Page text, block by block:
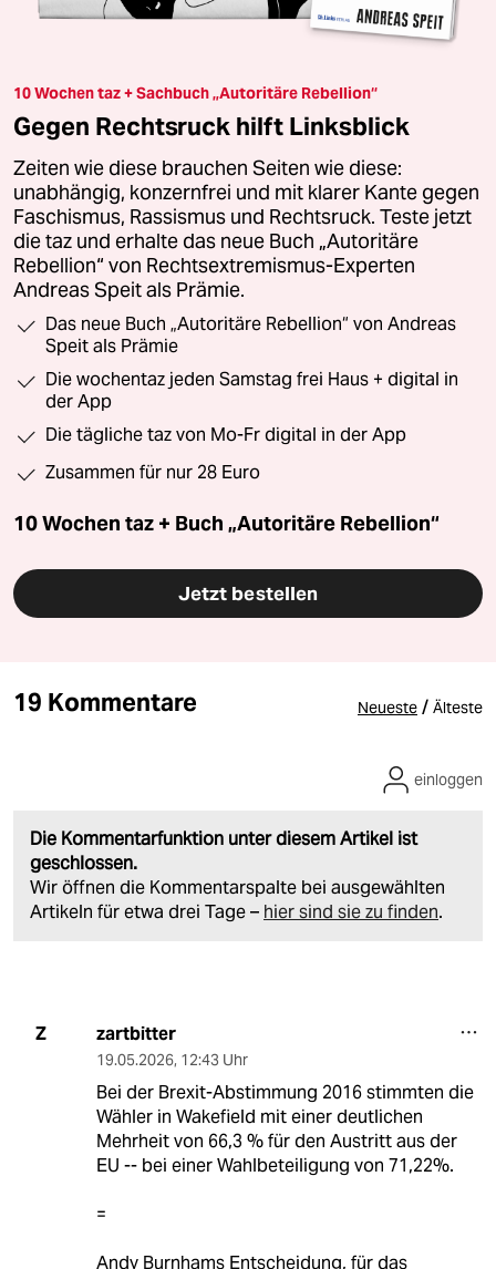
10 Wochen taz + Sachbuch „Autoritäre Rebellion“
Gegen Rechtsruck hilft Linksblick
Zeiten wie diese brauchen Seiten wie diese:
unabhängig, konzernfrei und mit klarer Kante gegen
Faschismus, Rassismus und Rechtsruck. Teste jetzt
die taz und erhalte das neue Buch „Autoritäre
Rebellion“ von Rechtsextremismus-Experten
Andreas Speit als Prämie.
Das neue Buch „Autoritäre Rebellion“ von Andreas
Speit als Prämie
Die wochentaz jeden Samstag frei Haus + digital in
der App
Die tägliche taz von Mo-Fr digital in der App
Zusammen für nur 28 Euro
10 Wochen taz + Buch „Autoritäre Rebellion“
Jetzt bestellen
19 Kommentare Neueste / Älteste
Die Kommentarfunktion unter diesem Artikel ist
geschlossen.
Wir öffnen die Kommentarspalte bei ausgewählten
Artikeln für etwa drei Tage – hier sind sie zu finden.
einloggen
Z zartbitter
19.05.2026, 12:43 Uhr
Bei der Brexit-Abstimmung 2016 stimmten die
Wähler in Wakefield mit einer deutlichen
Mehrheit von 66,3 % für den Austritt aus der
EU -- bei einer Wahlbeteiligung von 71,22%.
=
Andy Burnhams Entscheidung, für das